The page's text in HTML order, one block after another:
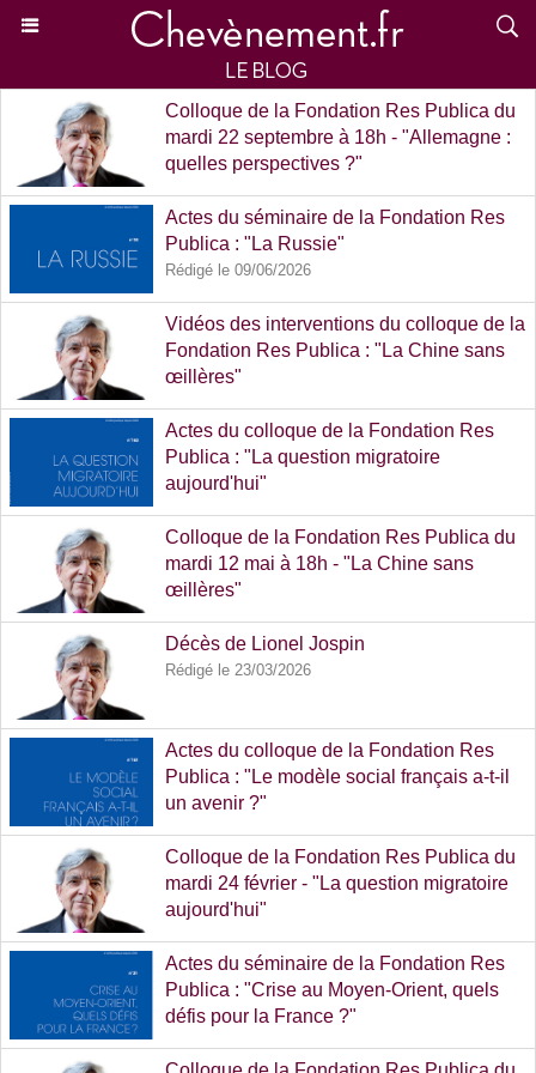
Colloque de la Fondation Res Publica du
mardi 22 septembre à 18h - "Allemagne :
quelles perspectives ?"
Actes du séminaire de la Fondation Res
Publica : "La Russie"
Rédigé le 09/06/2026
Vidéos des interventions du colloque de la
Fondation Res Publica : "La Chine sans
œillères"
Actes du colloque de la Fondation Res
Publica : "La question migratoire
aujourd'hui"
Colloque de la Fondation Res Publica du
mardi 12 mai à 18h - "La Chine sans
œillères"
Décès de Lionel Jospin
Rédigé le 23/03/2026
Actes du colloque de la Fondation Res
Publica : "Le modèle social français a-t-il
un avenir ?"
Colloque de la Fondation Res Publica du
mardi 24 février - "La question migratoire
aujourd'hui"
Actes du séminaire de la Fondation Res
Publica : "Crise au Moyen-Orient, quels
défis pour la France ?"